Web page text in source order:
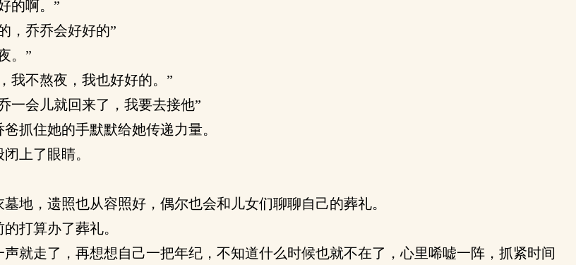
的啊。”
，乔乔会好好的”
。”
我不熬夜，我也好好的。”
一会儿就回来了，我要去接他”
抓住她的手默默给她传递力量。
上了眼睛。
地，遗照也从容照好，偶尔也会和儿女们聊聊自己的葬礼。
打算办了葬礼。
就走了，再想想自己一把年纪，不知道什么时候也就不在了，心里唏嘘一阵，抓紧时间